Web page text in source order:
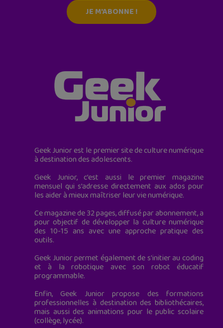
JE M'ABONNE !
Geek Junior est le premier site de culture numérique
à destination des adolescents.
Geek Junior, c’est aussi le premier magazine
mensuel qui s’adresse directement aux ados pour
les aider à mieux maîtriser leur vie numérique.
Ce magazine de 32 pages, diffusé par abonnement, a
pour objectif de développer la culture numérique
des 10-15 ans avec une approche pratique des
outils.
Geek Junior permet également de s'initier au coding
et à la robotique avec son robot éducatif
programmable.
Enfin, Geek Junior propose des formations
professionnelles à destination des bibliothécaires,
mais aussi des animations pour le public scolaire
(collège, lycée).